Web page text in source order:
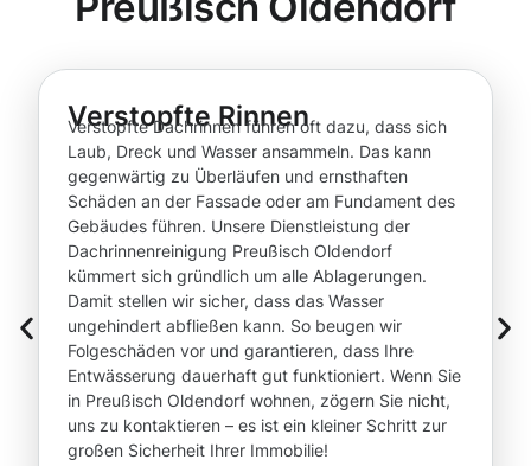
Verstopfte Rinnen
Verstopfte Dachrinnen führen oft dazu, dass sich
Laub, Dreck und Wasser ansammeln. Das kann
gegenwärtig zu Überläufen und ernsthaften
Schäden an der Fassade oder am Fundament des
Gebäudes führen. Unsere Dienstleistung der
Dachrinnenreinigung Preußisch Oldendorf
kümmert sich gründlich um alle Ablagerungen.
Damit stellen wir sicher, dass das Wasser
ungehindert abfließen kann. So beugen wir
Folgeschäden vor und garantieren, dass Ihre
Entwässerung dauerhaft gut funktioniert. Wenn Sie
in Preußisch Oldendorf wohnen, zögern Sie nicht,
uns zu kontaktieren – es ist ein kleiner Schritt zur
großen Sicherheit Ihrer Immobilie!